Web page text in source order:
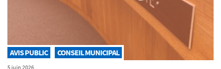
AVIS PUBLIC CONSEIL MUNICIPAL
5 juin 2026